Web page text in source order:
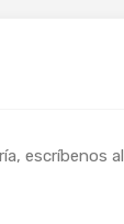
escríbenos al